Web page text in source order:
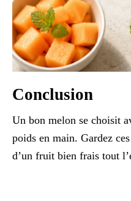
Conclusion
Un bon melon se choisit
poids en main. Gardez
d’un fruit bien frais tout